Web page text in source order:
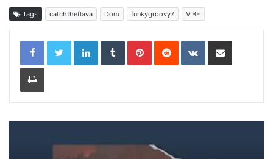
Tags catchtheflava Dom funkygroovy7 VIBE
LinkedInTumblrPinterestReddit VKontakteShare via Email
Print